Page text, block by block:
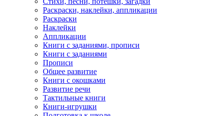
Раскраски, наклейки, аппликации
Раскраски
Наклейки
Аппликации
Книги с заданиями, прописи
Книги с заданиями
Прописи
Общее развитие
Книги с окошками
Развитие речи
Тактильные книги
Книги-игрушки